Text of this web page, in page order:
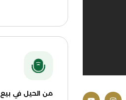
من الحيل في بيع